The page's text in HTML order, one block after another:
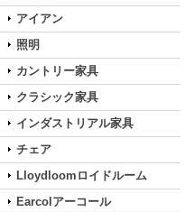
アイアン
照明
カントリー家具
クラシック家具
インダストリアル家具
チェア
Lloydloomロイドルーム
Earcolアーコール